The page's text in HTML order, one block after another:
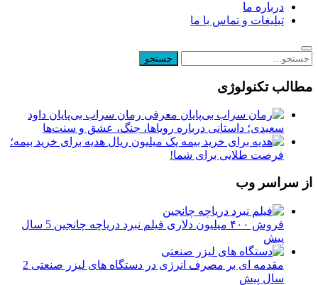
درباره ما
تبلیغات و تماس با ما
مطالب تکنولوژی
معرفی رمان سراب بی‌پایان داود
سعیدی؛ داستانی درباره رویاها، جنگ، عشق و سنت‌ها
یک میلیون ریال هدیه برای خرید بیمه؛
فرصت طلایی برای شما!
از سراسر وب
فروش ۴۰۰ میلیون دلاری فیلم نبرد دریاچه چانجین
5 سال
پیش
مقدمه ای بر مصرف انرژی در دستگاه های لیزر صنعتی 2
سال پیش